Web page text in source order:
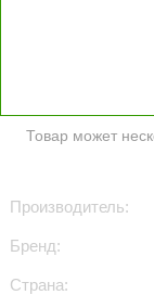
Товар может
Производитель:
Бренд:
Страна: